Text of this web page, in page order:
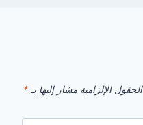
الحقول الإلزامية مشار إليها بـ *